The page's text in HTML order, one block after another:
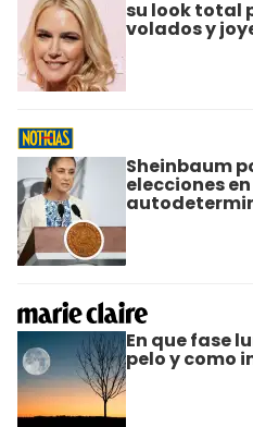
su look total
volados y
Sheinbaum
elecciones
En que fase
pelo y como